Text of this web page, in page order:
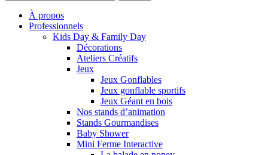
À propos
Professionnels
Kids Day & Family Day
Décorations
Ateliers Créatifs
Jeux
Jeux Gonflables
Jeux gonflable sportifs
Jeux Géant en bois
Nos stands d’animation
Stands Gourmandises
Baby Shower
Mini Ferme Interactive